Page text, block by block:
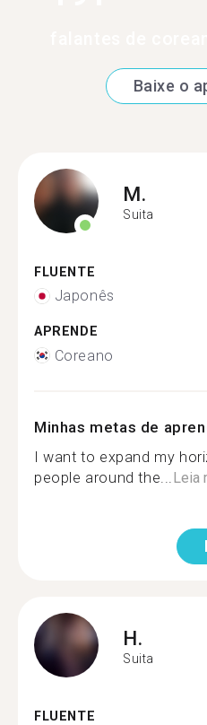
Baixe o
M.
Suita
FLUENTE
Japonês
APRENDE
Coreano
Minhas metas de
I want to expand my
people around the... Leia
H.
Suita
FLUENTE